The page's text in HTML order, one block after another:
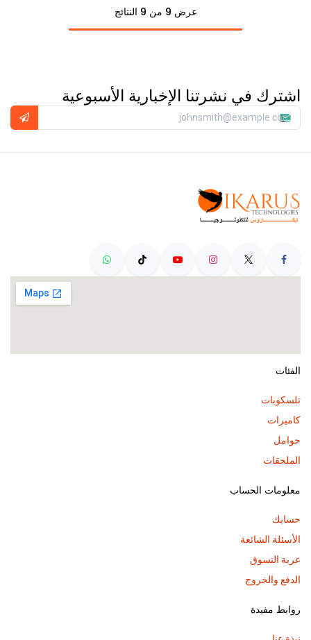
عرض 9 من 9 النتائج
اشترك في نشرتنا الإخبارية الأسبوعية
الفئات
تلسكوبات
كاميرات
حوامل
الملحقات
معلومات الحساب
حسابك
الأسئلة الشائعة
عربة التسوق
الدفع والخروج
روابط مفيدة